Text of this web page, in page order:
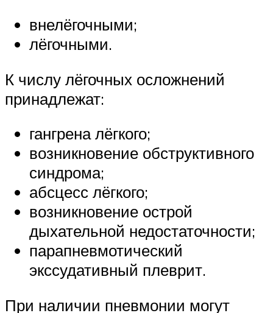
внелёгочными;
лёгочными.
К числу лёгочных осложнений
принадлежат:
гангрена лёгкого;
возникновение обструктивного
синдрома;
абсцесс лёгкого;
возникновение острой
дыхательной недостаточности;
парапневмотический
экссудативный плеврит.
При наличии пневмонии могут